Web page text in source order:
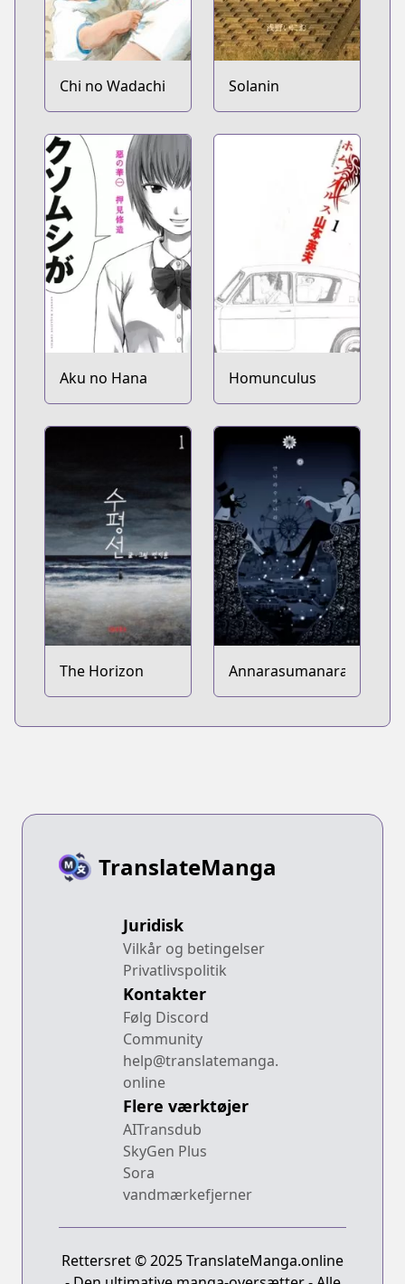
Chi no Wadachi Solanin
Aku no Hana Homunculus
The Horizon Annarasumanara
TranslateManga
Juridisk
Vilkår og betingelser
Privatlivspolitik
Kontakter
Følg Discord
Community
help@translatemanga.
online
Flere værktøjer
AITransdub
SkyGen Plus
Sora
vandmærkefjerner
Rettersret © 2025 TranslateManga.online